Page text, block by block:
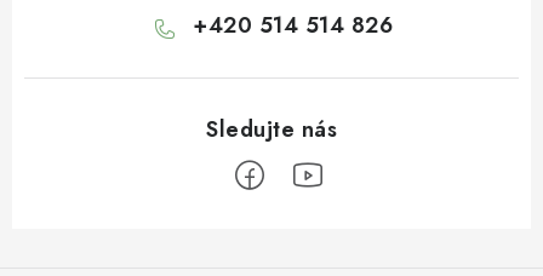
+420 514 514 826